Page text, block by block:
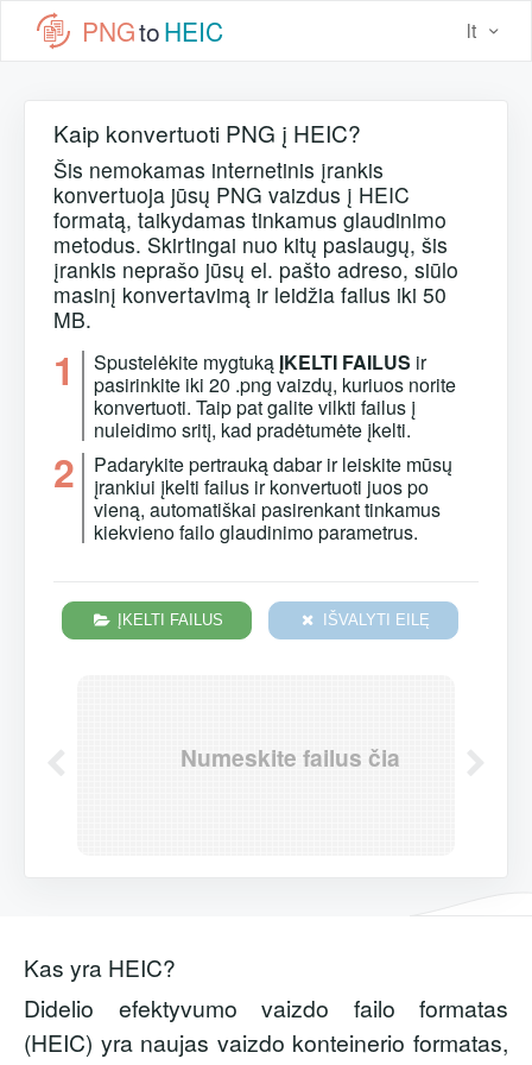
PNGtoHEIC lt
Kaip konvertuoti PNG į HEIC?
Šis nemokamas internetinis įrankis
konvertuoja jūsų PNG vaizdus į HEIC
formatą, taikydamas tinkamus glaudinimo
metodus. Skirtingai nuo kitų paslaugų, šis
įrankis neprašo jūsų el. pašto adreso, siūlo
masinį konvertavimą ir leidžia failus iki 50
MB.
1 Spustelėkite mygtuką ĮKELTI FAILUS ir
pasirinkite iki 20 .png vaizdų, kuriuos norite
konvertuoti. Taip pat galite vilkti failus į
nuleidimo sritį, kad pradėtumėte įkelti.
2
Padarykite pertrauką dabar ir leiskite mūsų
įrankiui įkelti failus ir konvertuoti juos po
vieną, automatiškai pasirenkant tinkamus
kiekvieno failo glaudinimo parametrus.
ĮKELTI FAILUS IŠVALYTI EILĘ
Numeskite failus čia
Kas yra HEIC?
Didelio efektyvumo vaizdo failo formatas
(HEIC) yra naujas vaizdo konteinerio formatas,